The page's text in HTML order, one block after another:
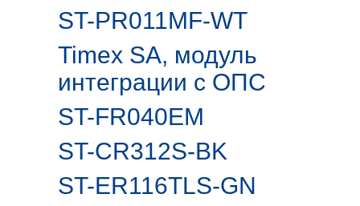
ST-PR011MF-WT
Timex SA, модуль
интеграции с ОПС
ST-FR040EM
ST-CR312S-BK
ST-ER116TLS-GN